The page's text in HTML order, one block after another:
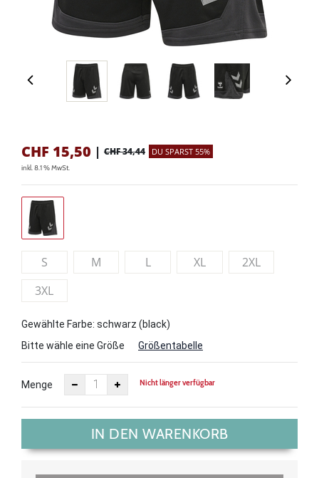
CHF 15,50 | CHF 34,44 DU SPARST 55%
inkl. 8.1 % MwSt.
S M L XL
2XL
3XL
Gewählte Farbe: schwarz (black)
Bitte wähle eine Größe
Größentabelle
Menge Nicht länger verfügbar
IN DEN WARENKORB